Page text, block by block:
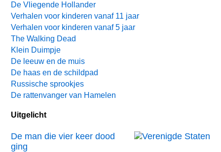
De Vliegende Hollander
Verhalen voor kinderen vanaf 11 jaar
Verhalen voor kinderen vanaf 5 jaar
The Walking Dead
Klein Duimpje
De leeuw en de muis
De haas en de schildpad
Russische sprookjes
De rattenvanger van Hamelen
Uitgelicht
De man die vier keer dood
ging